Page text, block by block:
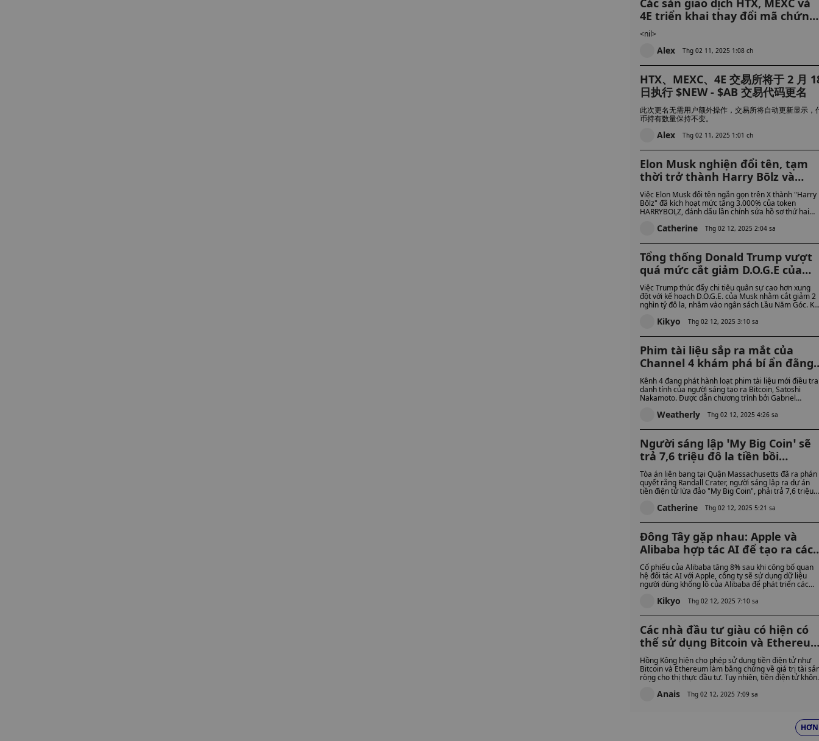
Các sàn giao dịch HTX, MEXC và
4E triển khai thay đổi mã chứng
khoán $NEW - $AB vào ngày 18
tháng 2
<nil>
Alex Thg 02 11, 2025 1:08 ch
HTX、MEXC、4E 交易所将于 2 月
日执行 $NEW - $AB 交易代码更名
此次更名无需用户额外操作，交易所将自动更新显示，
币持有数量保持不变。
Alex Thg 02 11, 2025 1:01 ch
Elon Musk nghiện đổi tên, tạm
thời trở thành Harry Bōlz và
khiến đồng xu meme Solana
Trò đùa vô vị hay mục đích ẩn
giấu?
Việc Elon Musk đổi tên ngắn gọn trên X thành "Harry
Bōlz" đã kích hoạt mức tăng 3.000% của token
HARRYBOLZ, đánh dấu lần chỉnh sửa hồ sơ thứ hai
tử sau KEKIUS. Nhưng liệu đây chỉ là một trò đùa
thay đổi thị trường này?
Catherine Thg 02 12, 2025 2:04 sa
Tổng thống Donald Trump vượt
quá mức cắt giảm D.O.G.E của
Elon Musk, đẩy chi tiêu quân sự
lên cao hơn: Một cuộc xung đột
đang âm ỉ hay chỉ đơn giản là
không đồng bộ?
Việc Trump thúc đẩy chi tiêu quân sự cao hơn xung
đột với kế hoạch D.O.G.E. của Musk nhằm cắt giảm 2
nghìn tỷ đô la, nhắm vào ngân sách Lầu Năm Góc.
rẽ giữa các ưu tiên của ông và các cải cách của
chương trình nghị sự không phù hợp?
Kikyo Thg 02 12, 2025 3:10 sa
Phim tài liệu sắp ra mắt của
Channel 4 khám phá bí ẩn đằng
sau người sáng lập khó nắm bắt
của Bitcoin
Kênh 4 đang phát hành loạt phim tài liệu mới điều tra
danh tính của người sáng tạo ra Bitcoin, Satoshi
Nakamoto. Được dẫn chương trình bởi Gabriel
cái nhìn sâu sắc hơn về tác động của Bitcoin đối với
ra nó.
Weatherly Thg 02 12, 2025 4:26 sa
Người sáng lập ‘My Big Coin’ sẽ
trả 7,6 triệu đô la tiền bồi
thường cho các nạn nhân của
lừa đảo tiền điện tử
Tòa án liên bang tại Quận Massachusetts đã ra phán
quyết rằng Randall Crater, người sáng lập ra dự án
tiền điện tử lừa đảo "My Big Coin", phải trả 7,6 triệu
của mình.Catherine Thg 02 12, 2025 5:21 sa
Đông Tây gặp nhau: Apple và
Alibaba hợp tác AI để tạo ra các
công cụ AI cho người dùng
iPhone tại Trung Quốc
Cổ phiếu của Alibaba tăng 8% sau khi công bố quan
hệ đối tác AI với Apple, công ty sẽ sử dụng dữ liệu
người dùng khổng lồ của Alibaba để phát triển các
Kikyo Thg 02 12, 2025 7:10 sa
Các nhà đầu tư giàu có hiện có
thể sử dụng Bitcoin và
để bảo đảm quyền cư trú tại
Hồng Kông – Đây có phải là
tương lai của nhập cư không?
Hồng Kông hiện cho phép sử dụng tiền điện tử như
Bitcoin và Ethereum làm bằng chứng về giá trị tài
ròng cho thị thực đầu tư. Tuy nhiên, tiền điện tử
thị thực được chấp thuận.
Anais Thg 02 12, 2025 7:09 sa
HƠN